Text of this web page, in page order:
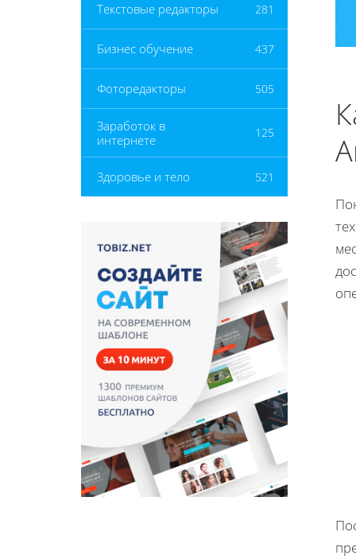
Текстовые редакторы 281
Бизнес обучение 437
Фоторедакторы 505
Заработок в
интернете
125
Здоровье и тело 521